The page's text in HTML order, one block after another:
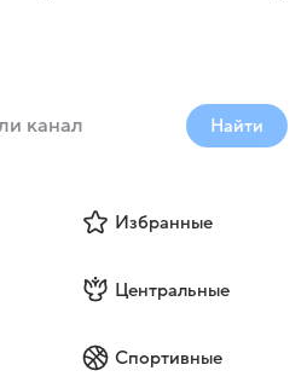
Найти
Избранные
Центральные
Спортивные